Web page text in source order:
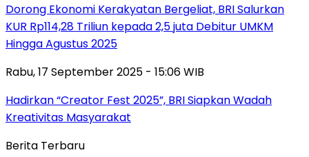
Dorong Ekonomi Kerakyatan Bergeliat, BRI Salurkan
KUR Rp114,28 Triliun kepada 2,5 juta Debitur UMKM
Hingga Agustus 2025
Rabu, 17 September 2025 - 15:06 WIB
Hadirkan “Creator Fest 2025”, BRI Siapkan Wadah
Kreativitas Masyarakat
Berita Terbaru